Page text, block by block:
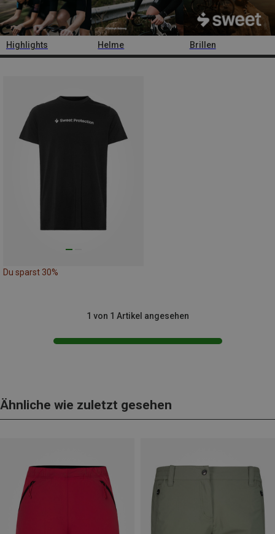
Highlights Helme Brillen
Du sparst 30%
1 von 1 Artikel angesehen
Ähnliche wie zuletzt gesehen